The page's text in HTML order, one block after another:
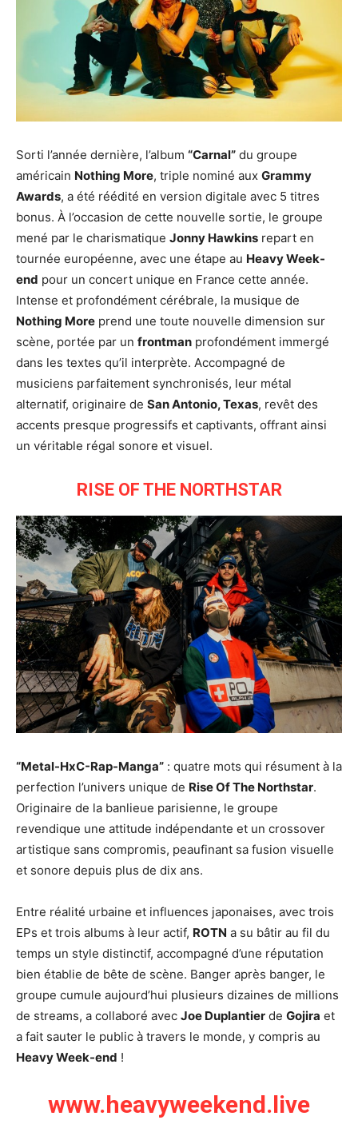
Sorti l’année dernière, l’album “Carnal” du groupe
américain Nothing More, triple nominé aux Grammy
Awards, a été réédité en version digitale avec 5 titres
bonus. À l’occasion de cette nouvelle sortie, le groupe
mené par le charismatique Jonny Hawkins repart en
tournée européenne, avec une étape au Heavy Week-
end pour un concert unique en France cette année.
Intense et profondément cérébrale, la musique de
Nothing More prend une toute nouvelle dimension sur
scène, portée par un frontman profondément immergé
dans les textes qu’il interprète. Accompagné de
musiciens parfaitement synchronisés, leur métal
alternatif, originaire de San Antonio, Texas, revêt des
accents presque progressifs et captivants, offrant ainsi
un véritable régal sonore et visuel.
RISE OF THE NORTHSTAR
“Metal-HxC-Rap-Manga” : quatre mots qui résument à la
perfection l’univers unique de Rise Of The Northstar.
Originaire de la banlieue parisienne, le groupe
revendique une attitude indépendante et un crossover
artistique sans compromis, peaufinant sa fusion visuelle
et sonore depuis plus de dix ans.
Entre réalité urbaine et influences japonaises, avec trois
EPs et trois albums à leur actif, ROTN a su bâtir au fil du
temps un style distinctif, accompagné d’une réputation
bien établie de bête de scène. Banger après banger, le
groupe cumule aujourd’hui plusieurs dizaines de millions
de streams, a collaboré avec Joe Duplantier de Gojira et
a fait sauter le public à travers le monde, y compris au
Heavy Week-end !
www.heavyweekend.live